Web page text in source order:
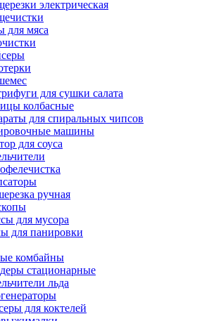
электрическая
для мяса
для сушки салата
колбасные
для спиральных чипсов
машины
для соуса
ручная
для мусора
для панировки
комбайны
стационарные
льда
для коктелей